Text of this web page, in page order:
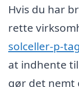
Hvis du har
rette
solceller-p-
at indhente
gør det nemt